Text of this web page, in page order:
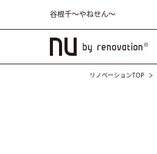
谷根千〜やねせん〜
リノベーションTOP